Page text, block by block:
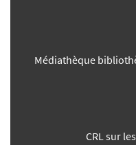
Médiathèque
CRL sur